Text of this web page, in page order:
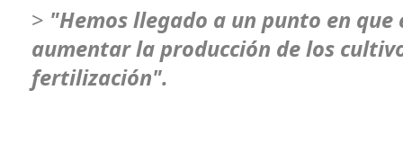
> "Hemos llegado a un punto en que
aumentar la producción de los
fertilización".